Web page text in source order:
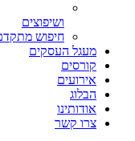
ושיפוצים
חיפוש מתקדם
מעגל העסקים
קורסים
אירועים
הבלוג
אודותינו
צרו קשר